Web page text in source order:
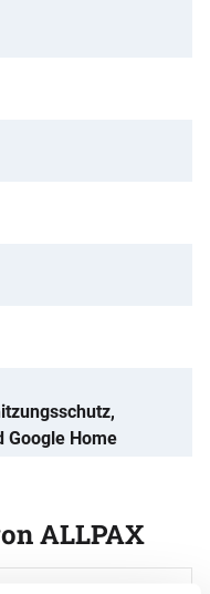
Google Home
ALLPAX